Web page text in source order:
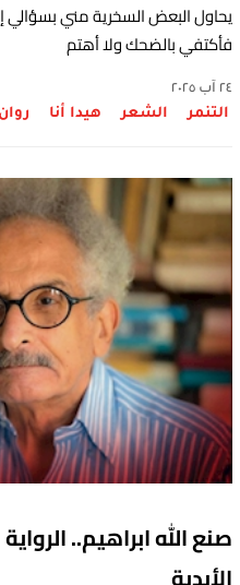
يحاول البعض السخرية مني بسؤالي
فأكتفي بالضحك ولا أهتم
٢٤ آب ٢٠٢٥
التنمر الشعر هيدا أنا
صنع الله ابراهيم..